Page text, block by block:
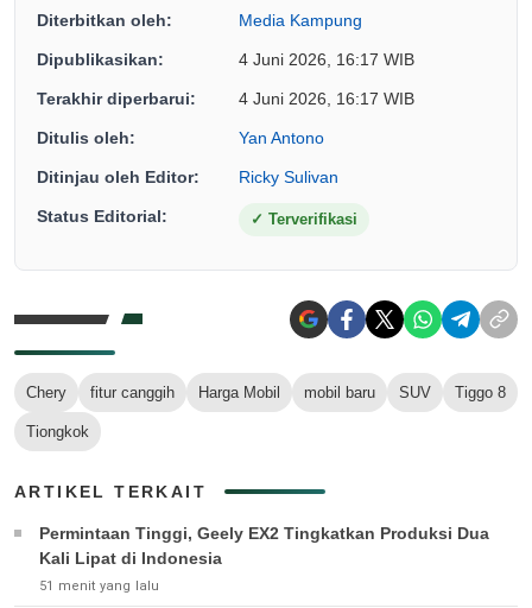
Diterbitkan oleh: Media Kampung
Dipublikasikan: 4 Juni 2026, 16:17 WIB
Terakhir diperbarui: 4 Juni 2026, 16:17 WIB
Ditulis oleh: Yan Antono
Ditinjau oleh Editor: Ricky Sulivan
Status Editorial: ✓ Terverifikasi
Chery fitur canggih Harga Mobil mobil baru SUV Tiggo 8
Tiongkok
ARTIKEL TERKAIT
Permintaan Tinggi, Geely EX2 Tingkatkan Produksi Dua
Kali Lipat di Indonesia
51 menit yang lalu